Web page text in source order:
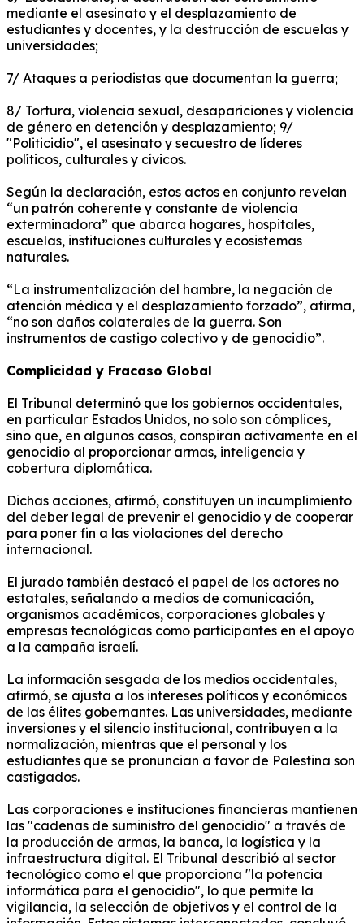
mediante el asesinato y el desplazamiento de
estudiantes y docentes, y la destrucción de escuelas y
universidades;
7/ Ataques a periodistas que documentan la guerra;
8/ Tortura, violencia sexual, desapariciones y violencia
de género en detención y desplazamiento; 9/
"Politicidio", el asesinato y secuestro de líderes
políticos, culturales y cívicos.
Según la declaración, estos actos en conjunto revelan
“un patrón coherente y constante de violencia
exterminadora” que abarca hogares, hospitales,
escuelas, instituciones culturales y ecosistemas
naturales.
“La instrumentalización del hambre, la negación de
atención médica y el desplazamiento forzado”, afirma,
“no son daños colaterales de la guerra. Son
instrumentos de castigo colectivo y de genocidio”.
Complicidad y Fracaso Global
El Tribunal determinó que los gobiernos occidentales,
en particular Estados Unidos, no solo son cómplices,
sino que, en algunos casos, conspiran activamente en el
genocidio al proporcionar armas, inteligencia y
cobertura diplomática.
Dichas acciones, afirmó, constituyen un incumplimiento
del deber legal de prevenir el genocidio y de cooperar
para poner fin a las violaciones del derecho
internacional.
El jurado también destacó el papel de los actores no
estatales, señalando a medios de comunicación,
organismos académicos, corporaciones globales y
empresas tecnológicas como participantes en el apoyo
a la campaña israelí.
La información sesgada de los medios occidentales,
afirmó, se ajusta a los intereses políticos y económicos
de las élites gobernantes. Las universidades, mediante
inversiones y el silencio institucional, contribuyen a la
normalización, mientras que el personal y los
estudiantes que se pronuncian a favor de Palestina son
castigados.
Las corporaciones e instituciones financieras mantienen
las "cadenas de suministro del genocidio" a través de
la producción de armas, la banca, la logística y la
infraestructura digital. El Tribunal describió al sector
tecnológico como el que proporciona "la potencia
informática para el genocidio", lo que permite la
vigilancia, la selección de objetivos y el control de la